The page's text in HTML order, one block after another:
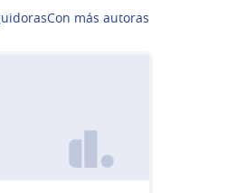
Con más autoras